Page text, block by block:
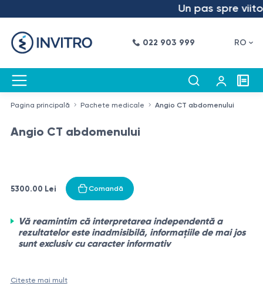
Un pas spre
022 903 999 RO
Pagina principală Pachete medicale Angio CT abdomenului
Angio CT abdomenului
5300.00 Lei Comandă
Vă reamintim că interpretarea independentă a
rezultatelor este inadmisibilă, informațiile de mai jos
sunt exclusiv cu caracter informativ
diagnostică care utilizează tomografia computerizată
Citește mai mult